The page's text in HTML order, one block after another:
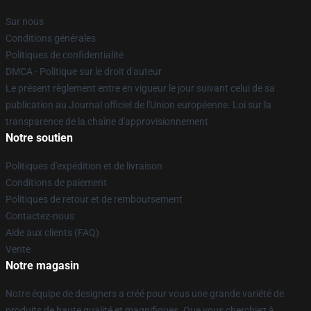
Sur nous
Conditions générales
Politiques de confidentialité
DMCA - Politique sur le droit d'auteur
Le présent règlement entre en vigueur le jour suivant celui de sa
publication au Journal officiel de l'Union européenne. Loi sur la
transparence de la chaîne d'approvisionnement
Notre soutien
Politiques d'expédition et de livraison
Conditions de paiement
Politiques de retour et de remboursement
Contactez-nous
Aide aux clients (FAQ)
Vente
Notre magasin
Notre équipe de designers a créé pour vous une grande variété de